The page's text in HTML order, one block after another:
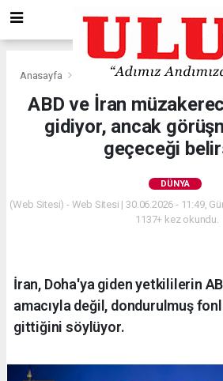
Anasayfa
ABD ve İran
gidiyor, ancak
geçeceği
DÜNYA
(Web Sitesi) - Web Sitesi | 30.06.2026 - 11:49,
1137+ kez okundu.
İran, Doha'ya giden yetkililerin
amacıyla değil, dondurulmuş
gittiğini söylüyor.